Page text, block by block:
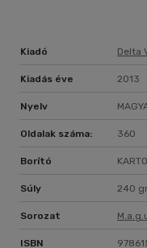
Kiadó Delta
Kiadás éve 2013
Nyelv
Oldalak száma: 360
Borító
Súly 240 gr
Sorozat
ISBN